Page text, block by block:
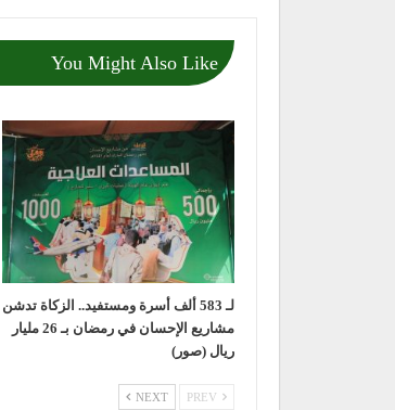
You Might Also Like
لـ 583 ألف أسرة ومستفيد.. الزكاة تدشن
مشاريع الإحسان في رمضان بـ 26 مليار
ريال (صور)
NEXT